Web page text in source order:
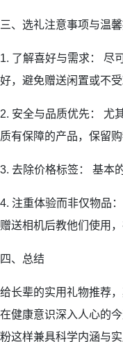
三、选礼注意事项与温
1. 了解喜好与需求： 尽
好，避免赠送闲置或不受
2. 安全与品质优先： 尤
质有保障的产品，保留购
3. 去除价格标签： 基本
4. 注重体验而非仅物品
赠送相机后教他们使用
四、总结
给长辈的实用礼物推荐
在健康意识深入人心的
粉这样兼具科学内涵与